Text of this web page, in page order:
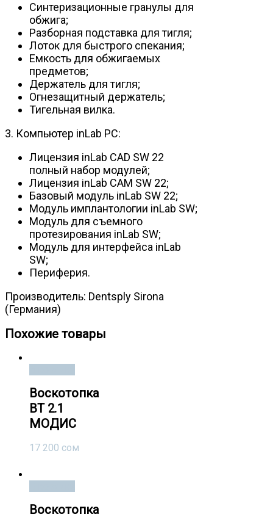
Синтеризационные гранулы для
обжига;
Разборная подставка для тигля;
Лоток для быстрого спекания;
Емкость для обжигаемых
предметов;
Держатель для тигля;
Огнезащитный держатель;
Тигельная вилка.
3. Компьютер inLab PC:
Лицензия inLab CAD SW 22
полный набор модулей;
Лицензия inLab CAM SW 22;
Базовый модуль inLab SW 22;
Модуль имплантологии inLab SW;
Модуль для съемного
протезирования inLab SW;
Модуль для интерфейса inLab
SW;
Периферия.
Производитель: Dentsply Sirona
(Германия)
Похожие товары
Воскотопка
ВТ 2.1
МОДИС
17 200 сом
Воскотопка